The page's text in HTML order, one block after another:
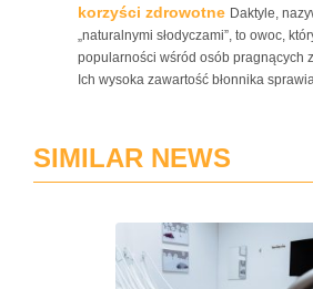
korzyści zdrowotne Daktyle,
„naturalnymi słodyczami”, to owoc,
popularności wśród osób pragnących
Ich wysoka zawartość błonnika
SIMILAR NEWS